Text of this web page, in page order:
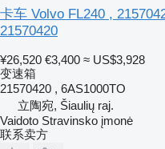
卡车 Volvo FL240 ,
21570420
¥26,520 €3,400 ≈ US$3,928
变速箱
21570420 , 6AS1000TO
立陶宛, Šiaulių raj.
Vaidoto Stravinsko įmonė
联系卖方